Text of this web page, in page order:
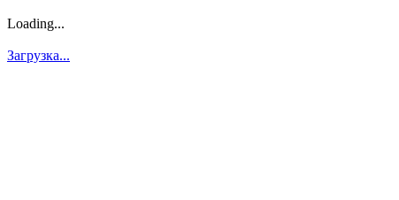
Loading...
Загрузка...